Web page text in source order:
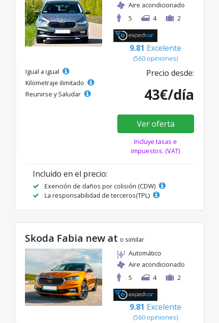
Aire acondicionado
5
4 2
9.81 Excelente
(560 opiniones)
Igual a igual
Kilometraje ilimitado
Reunirse y Saludar
Precio desde:
43€/día
Ver oferta
Incluye tasas e
impuestos. (VAT)
Incluido en el precio:
Exención de daños por colisión (CDW)
La responsabilidad de terceros(TPL)
Skoda Fabia new at o similar
Automático
Aire acondicionado
5
4 2
9.81 Excelente
(560 opiniones)